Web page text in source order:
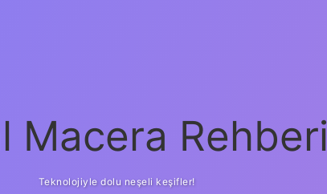
Macera Rehberi
Teknolojiyle dolu neşeli keşifler!